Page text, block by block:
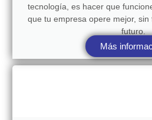
tecnología, es hacer que
que tu empresa opere mejor, sin
futuro.
Más